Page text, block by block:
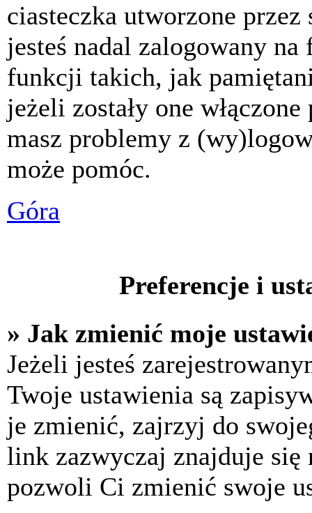
ciasteczka utworzone
jesteś nadal zalogowany
funkcji takich, jak
jeżeli zostały one
masz problemy z
może pomóc.
Góra
Preferencje i
» Jak zmienić moje
Jeżeli jesteś
Twoje ustawienia są
je zmienić, zajrzyj do
link zazwyczaj znajduje się
pozwoli Ci zmienić swoje